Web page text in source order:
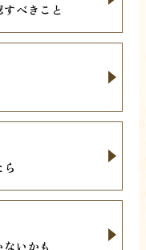
べきこと
いかも